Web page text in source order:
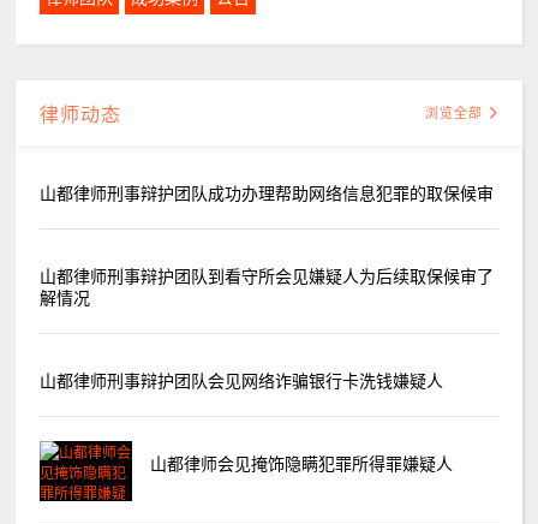
律师动态 浏览全部
山都律师刑事辩护团队成功办理帮助网络信息犯罪的取保候审
山都律师刑事辩护团队到看守所会见嫌疑人为后续取保候审了
解情况
山都律师刑事辩护团队会见网络诈骗银行卡洗钱嫌疑人
山都律师会见掩饰隐瞒犯罪所得罪嫌疑人